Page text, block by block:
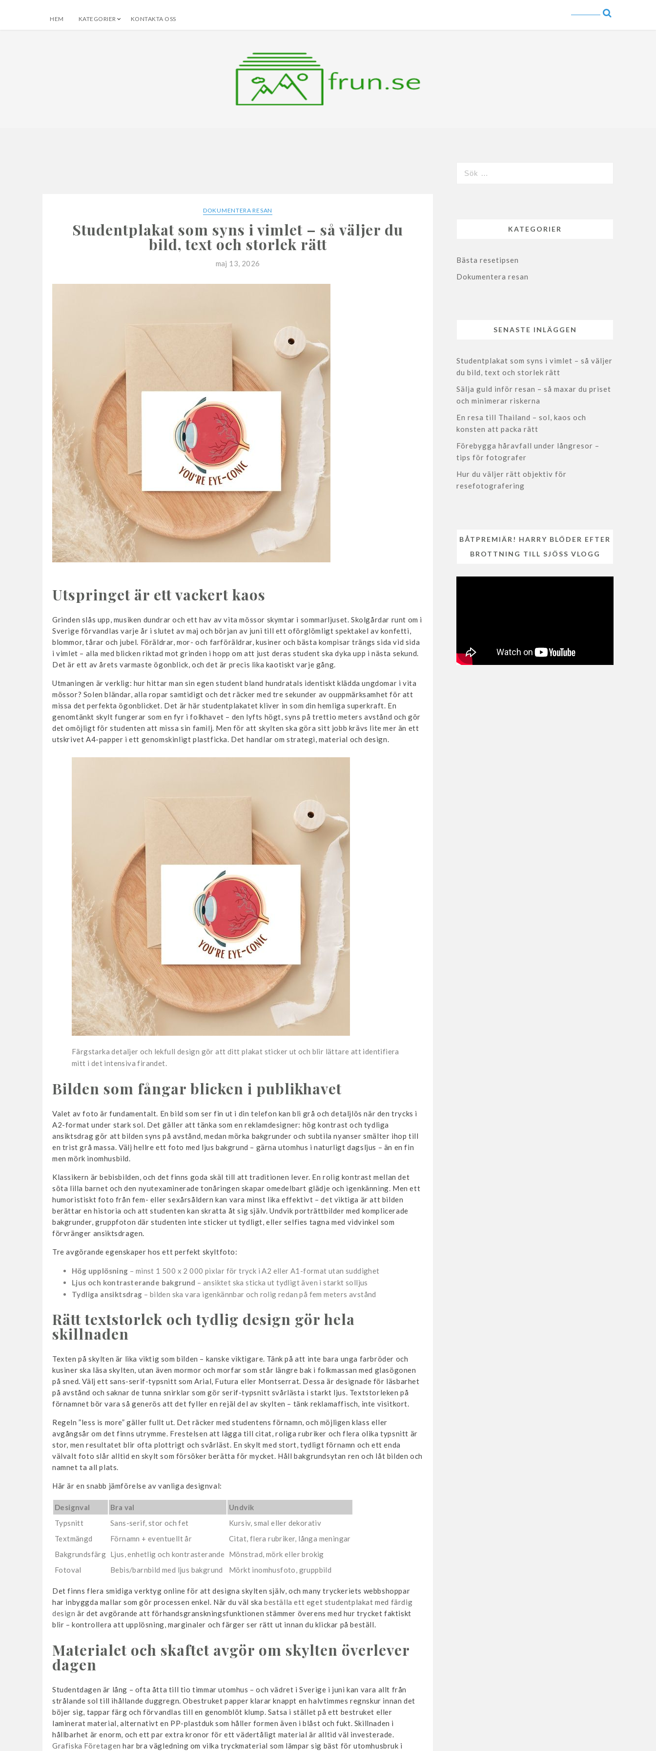
HEM KATEGORIER KONTAKTA OSS
DOKUMENTERA RESAN
Studentplakat som syns i vimlet – så väljer du
bild, text och storlek rätt
maj 13, 2026
Utspringet är ett vackert kaos
Grinden slås upp, musiken dundrar och ett hav av vita mössor skymtar i sommarljuset. Skolgårdar runt om i
Sverige förvandlas varje år i slutet av maj och början av juni till ett oförglömligt spektakel av konfetti,
blommor, tårar och jubel. Föräldrar, mor- och farföräldrar, kusiner och bästa kompisar trängs sida vid sida
i vimlet – alla med blicken riktad mot grinden i hopp om att just deras student ska dyka upp i nästa sekund.
Det är ett av årets varmaste ögonblick, och det är precis lika kaotiskt varje gång.
Utmaningen är verklig: hur hittar man sin egen student bland hundratals identiskt klädda ungdomar i vita
mössor? Solen bländar, alla ropar samtidigt och det räcker med tre sekunder av ouppmärksamhet för att
missa det perfekta ögonblicket. Det är här studentplakatet kliver in som din hemliga superkraft. En
genomtänkt skylt fungerar som en fyr i folkhavet – den lyfts högt, syns på trettio meters avstånd och gör
det omöjligt för studenten att missa sin familj. Men för att skylten ska göra sitt jobb krävs lite mer än ett
utskrivet A4-papper i ett genomskinligt plastficka. Det handlar om strategi, material och design.
Färgstarka detaljer och lekfull design gör att ditt plakat sticker ut och blir lättare att identifiera
mitt i det intensiva firandet.
Bilden som fångar blicken i publikhavet
Valet av foto är fundamentalt. En bild som ser fin ut i din telefon kan bli grå och detaljlös när den trycks i
A2-format under stark sol. Det gäller att tänka som en reklamdesigner: hög kontrast och tydliga
ansiktsdrag gör att bilden syns på avstånd, medan mörka bakgrunder och subtila nyanser smälter ihop till
en trist grå massa. Välj hellre ett foto med ljus bakgrund – gärna utomhus i naturligt dagsljus – än en fin
men mörk inomhusbild.
Klassikern är bebisbilden, och det finns goda skäl till att traditionen lever. En rolig kontrast mellan det
söta lilla barnet och den nyutexaminerade tonåringen skapar omedelbart glädje och igenkänning. Men ett
humoristiskt foto från fem- eller sexårsåldern kan vara minst lika effektivt – det viktiga är att bilden
berättar en historia och att studenten kan skratta åt sig själv. Undvik porträttbilder med komplicerade
bakgrunder, grupp­foton där studenten inte sticker ut tydligt, eller selfies tagna med vidvinkel som
förvränger ansiktsdragen.
Tre avgörande egenskaper hos ett perfekt skyltfoto:
Hög upplösning – minst 1 500 x 2 000 pixlar för tryck i A2 eller A1-format utan suddighet
Ljus och kontrasterande bakgrund – ansiktet ska sticka ut tydligt även i starkt solljus
Tydliga ansiktsdrag – bilden ska vara igenkännbar och rolig redan på fem meters avstånd
Rätt textstorlek och tydlig design gör hela
skillnaden
Texten på skylten är lika viktig som bilden – kanske viktigare. Tänk på att inte bara unga farbröder och
kusiner ska läsa skylten, utan även mormor och morfar som står längre bak i folkmassan med glasögonen
på sned. Välj ett sans-serif-typsnitt som Arial, Futura eller Montserrat. Dessa är designade för läsbarhet
på avstånd och saknar de tunna snirklar som gör serif-typsnitt svårlästa i starkt ljus. Textstorleken på
förnamnet bör vara så generös att det fyller en rejäl del av skylten – tänk reklamaffisch, inte visitkort.
Regeln ”less is more” gäller fullt ut. Det räcker med studentens förnamn, och möjligen klass eller
avgångsår om det finns utrymme. Frestelsen att lägga till citat, roliga rubriker och flera olika typsnitt är
stor, men resultatet blir ofta plottrigt och svårläst. En skylt med stort, tydligt förnamn och ett enda
välvalt foto slår alltid en skylt som försöker berätta för mycket. Håll bakgrundsytan ren och låt bilden och
namnet ta all plats.
Här är en snabb jämförelse av vanliga designval:
Designval Bra val
Undvik
Typsnitt
Sans-serif, stor och fet
Kursiv, smal eller dekorativ
Textmängd
Förnamn + eventuellt år
Citat, flera rubriker, långa meningar
Bakgrundsfärg Ljus, enhetlig och kontrasterande Mönstrad, mörk eller brokig
Fotoval
Bebis/barnbild med ljus bakgrund Mörkt inomhusfoto, gruppbild
Det finns flera smidiga verktyg online för att designa skylten själv, och many tryckeriets webbshoppar
har inbyggda mallar som gör processen enkel. När du väl skabeställa ett eget studentplakat med färdig
design är det avgörande att förhandsgranskningsfunktionen stämmer överens med hur trycket faktiskt
blir – kontrollera att upplösning, marginaler och färger ser rätt ut innan du klickar på beställ.
Materialet och skaftet avgör om skylten överlever
dagen
Studentdagen är lång – ofta åtta till tio timmar utomhus – och vädret i Sverige i juni kan vara allt från
strålande sol till ihållande duggregn. Obestruket papper klarar knappt en halvtimmes regnskur innan det
böjer sig, tappar färg och förvandlas till en genomblöt klump. Satsa i stället på ett bestruket eller
laminerat material, alternativt en PP-plastduk som håller formen även i blåst och fukt. Skillnaden i
hållbarhet är enorm, och ett par extra kronor för ett vädertåligt material är alltid väl investerade.
Grafiska Företagen har bra vägledning om vilka tryckmaterial som lämpar sig bäst för utomhusbruk i
KATEGORIER
Bästa resetipsen
Dokumentera resan
SENASTE INLÄGGEN
Studentplakat som syns i vimlet – så väljer
du bild, text och storlek rätt
Sälja guld inför resan – så maxar du priset
och minimerar riskerna
En resa till Thailand – sol, kaos och
konsten att packa rätt
Förebygga håravfall under långresor –
tips för fotografer
Hur du väljer rätt objektiv för
resefotografering
BÅTPREMIÄR! HARRY BLÖDER EFTER
BROTTNING TILL SJÖSS VLOGG